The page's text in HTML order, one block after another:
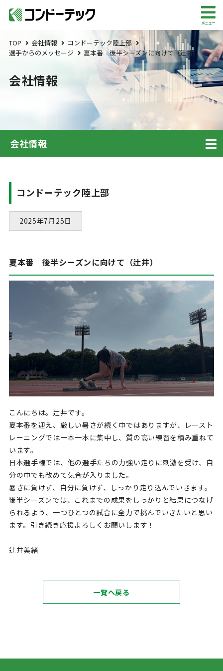
メニュー
TOP 会社情報
コンドーテック陸上部
選手からのメッセージ
夏本番 後半シーズンに向けて（辻井）
会社情報
会社情報
コンドーテック陸上部
2025年7月25日
夏本番 後半シーズンに向けて（辻井）
こんにちは。辻井です。
夏本番を迎え、厳しい暑さが続く中ではありますが、レースト
レーニングでは一本一本に集中し、質の高い練習を積み重ねて
います。
日本選手権では、他の選手たちの力強い走りに刺激を受け、自
分の中でも改めて気合が入りました。
暑さに負けず、自分に負けず、しっかり走り込んでいきます。
後半シーズンでは、これまでの成果をしっかりと結果につなげ
られるよう、一つひとつの試合に全力で挑んでいきたいと思い
ます。引き続き応援よろしくお願いします！
辻井美緒
一覧へ戻る